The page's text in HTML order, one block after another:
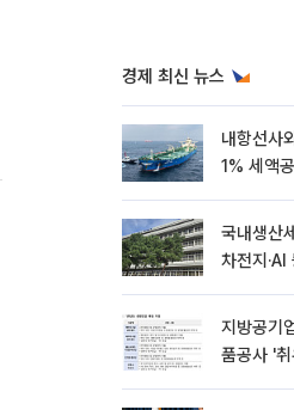
경제 최신 뉴스
내항선사
1% 세액
국내생산
차전지
지방공기
품공사 '